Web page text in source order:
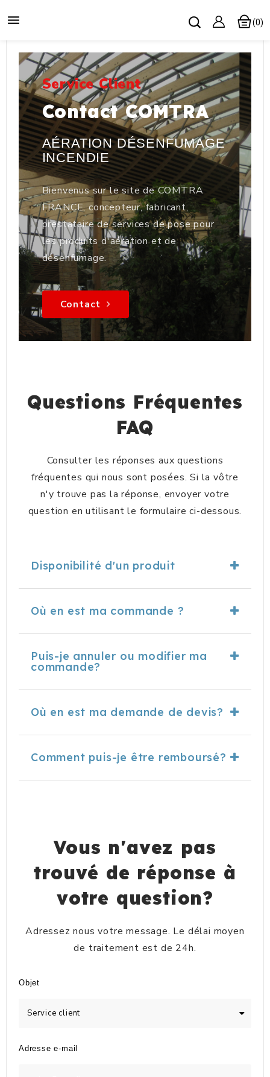
 (0)
Service Client
Contact COMTRA
AÉRATION DÉSENFUMAGE
INCENDIE
Bienvenus sur le site de COMTRA
FRANCE, concepteur, fabricant,
prestataire de services de pose pour
les produits d'aération et de
désenfumage.
Contact
Questions Fréquentes
FAQ
Consulter les réponses aux questions
fréquentes qui nous sont posées. Si la vôtre
n'y trouve pas la réponse, envoyer votre
question en utilisant le formulaire ci-dessous.
Disponibilité d'un produit
Où en est ma commande ?
Puis-je annuler ou modifier ma
commande?
Où en est ma demande de devis?
Comment puis-je être remboursé?
Vous n'avez pas
trouvé de réponse à
votre question?
Adressez nous votre message. Le délai moyen
de traitement est de 24h.
Objet
Adresse e-mail